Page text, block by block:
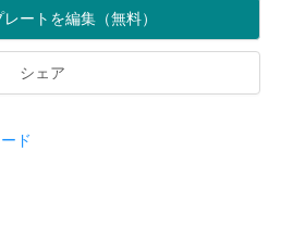
ートを編集（無料）
シェア
ド